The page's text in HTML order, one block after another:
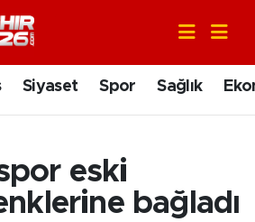
Siyaset Spor Sağlık
eski
bağladı
Durumu ve Fikstür